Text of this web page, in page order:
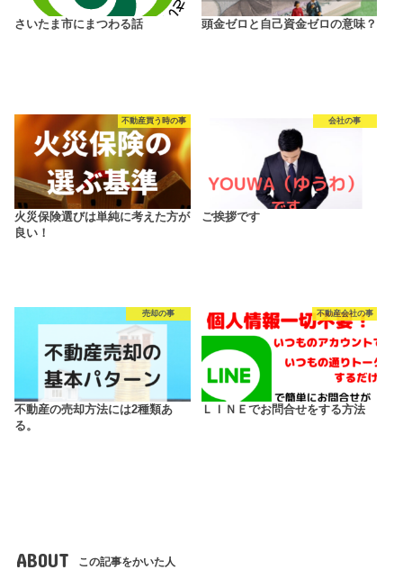
さいたま市にまつわる話 頭金ゼロと自己資金ゼロの意味？
不動産買う時の事
火災保険選びは単純に考えた方が
良い！
会社の事
ご挨拶です
売却の事
不動産の売却方法には2種類あ
る。
不動産会社の事
ＬＩＮＥでお問合せをする方法
ABOUT この記事をかいた人